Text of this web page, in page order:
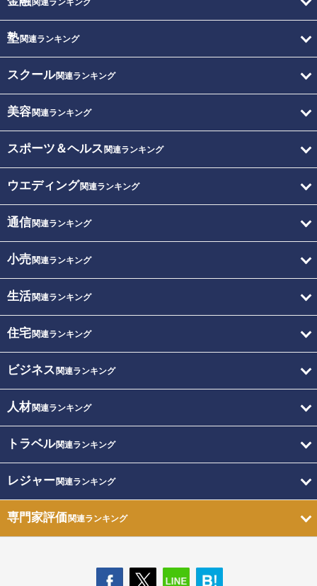
関連ランキング
塾関連ランキング
スクール関連ランキング
美容関連ランキング
スポーツ＆ヘルス 関連ランキング
ウエディング関連ランキング
通信関連ランキング
小売関連ランキング
生活関連ランキング
住宅関連ランキング
ビジネス 関連ランキング
人材関連ランキング
トラベル関連ランキング
レジャー関連ランキング
専門家評価関連ランキング